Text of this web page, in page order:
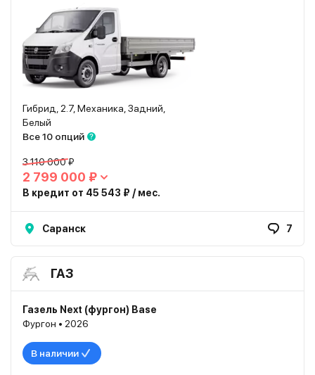
Гибрид, 2.7, Механика, Задний,
Белый
Все 10 опций
3 110 000 ₽
2 799 000 ₽
В кредит от 45 543 ₽ / мес.
Саранск 7
ГАЗ
Газель Next (фургон) Base
Фургон • 2026
В наличии